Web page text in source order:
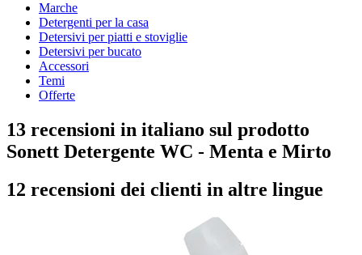
Marche
Detergenti per la casa
Detersivi per piatti e stoviglie
Detersivi per bucato
Accessori
Temi
Offerte
13 recensioni in italiano sul prodotto
Sonett Detergente WC - Menta e Mirto
12 recensioni dei clienti in altre lingue